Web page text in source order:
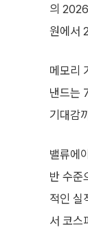
의
원에서
메모리
낸드는
기대감
밸류에
반 수준
적인 실
서 코스